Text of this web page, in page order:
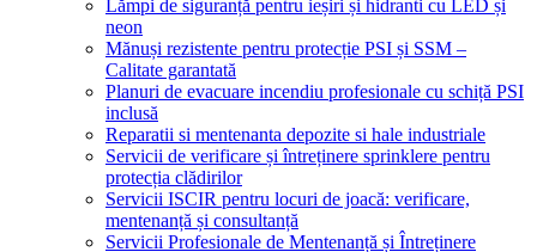
Lămpi de siguranță pentru ieșiri și hidranti cu LED și
neon
Mănuși rezistente pentru protecție PSI și SSM –
Calitate garantată
Planuri de evacuare incendiu profesionale cu schiță PSI
inclusă
Reparatii si mentenanta depozite si hale industriale
Servicii de verificare și întreținere sprinklere pentru
protecția clădirilor
Servicii ISCIR pentru locuri de joacă: verificare,
mentenanță și consultanță
Servicii Profesionale de Mentenanță și Întreținere